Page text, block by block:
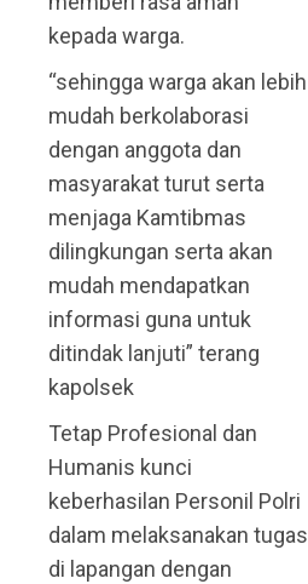
kepada warga.
“sehingga warga akan lebih
mudah berkolaborasi
dengan anggota dan
masyarakat turut serta
menjaga Kamtibmas
dilingkungan serta akan
mudah mendapatkan
informasi guna untuk
ditindak lanjuti” terang
kapolsek
Tetap Profesional dan
Humanis kunci
keberhasilan Personil Polri
dalam melaksanakan tugas
di lapangan dengan